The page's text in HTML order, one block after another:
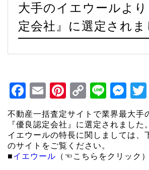
大手のイエウールよ
定会社』に選定されま
Facebook
EmailPinterest
Copy
Link
Line
不動産一括査定サイトで業界最大手
『優良認定会社』に選定されました。
イエウールの特長に関しましては、
のサイトをご覧ください。
■イエウール （☜こちらをクリック）